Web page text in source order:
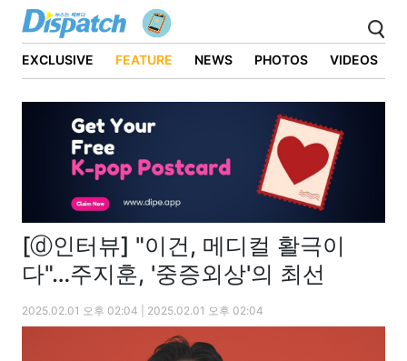
EXCLUSIVE FEATURE NEWS PHOTOS VIDEOS
[ⓓ인터뷰] "이건, 메디컬 활극이
다"…주지훈, '중증외상'의 최선
2025.02.01 오후 02:04 | 2025.02.01 오후 02:04